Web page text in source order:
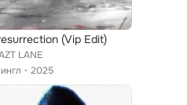
(Vip Edit)
LANE
2025